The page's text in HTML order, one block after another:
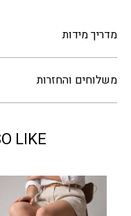
מדריך מידות
משלוחים והחזרות
LIKE